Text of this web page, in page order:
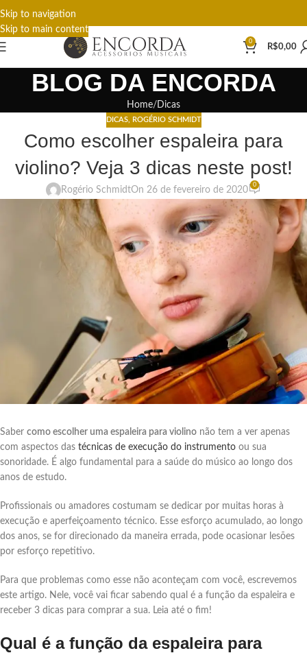
Skip to navigation
Skip to main content
0
R$0,00
BLOG DA ENCORDA
Home Dicas
DICAS, ROGÉRIO SCHMIDT
Como escolher espaleira para
violino? Veja 3 dicas neste post!
Rogério SchmidtOn 26 de fevereiro de 2020
0
Saber como escolher uma espaleira para violino não tem a ver apenas
com aspectos das técnicas de execução do instrumento ou sua
sonoridade. É algo fundamental para a saúde do músico ao longo dos
anos de estudo.
Profissionais ou amadores costumam se dedicar por muitas horas à
execução e aperfeiçoamento técnico. Esse esforço acumulado, ao longo
dos anos, se for direcionado da maneira errada, pode ocasionar lesões
por esforço repetitivo.
Para que problemas como esse não aconteçam com você, escrevemos
este artigo. Nele, você vai ficar sabendo qual é a função da espaleira e
receber 3 dicas para comprar a sua. Leia até o fim!
Qual é a função da espaleira para